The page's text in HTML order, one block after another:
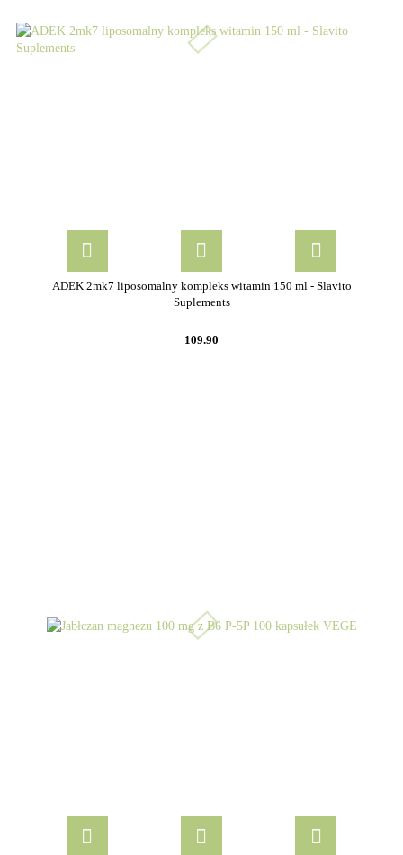
ADEK 2mk7 liposomalny kompleks witamin 150 ml - Slavito
Suplements
109.90